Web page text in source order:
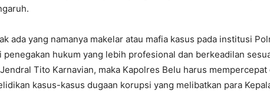
ada yang namanya makelar atau mafia kasus pada institusi
penegakan hukum yang lebih profesional dan berkeadilan
Tito Karnavian, maka Kapolres Belu harus mempercepat
kasus-kasus dugaan korupsi yang melibatkan para